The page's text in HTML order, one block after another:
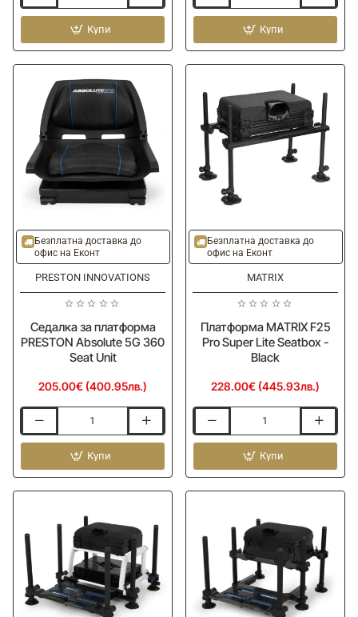
PRESTON
5G
Station
Black
Edition
Купи
PRESTON
5G
360
Купи
Ново
Безплатна доставка до
офис на Еконт
PRESTON INNOVATIONS
Седалка за платформа
PRESTON Absolute 5G 360
Seat Unit
205.00€ (400.95лв.)
за
платформа
PRESTON
Absolute
Seat
Unit
Купи
Ново
Безплатна доставка до
офис на Еконт
MATRIX
Платформа MATRIX F25
Pro Super Lite Seatbox -
Black
228.00€ (445.93лв.)
MATRIX
Pro
Super
Black
Купи